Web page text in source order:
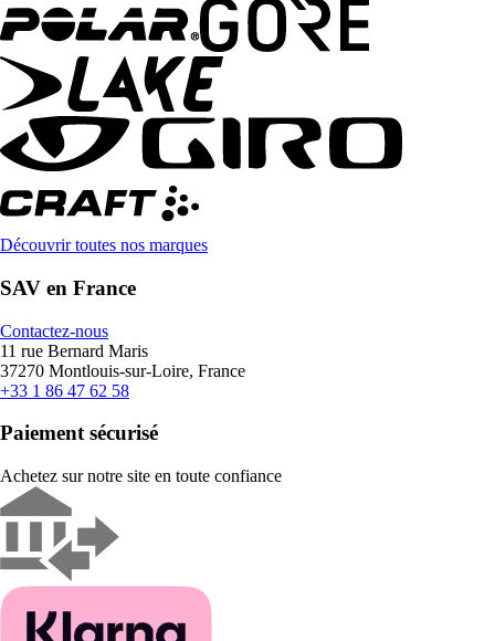
Découvrir toutes nos marques
SAV en France
Contactez-nous
11 rue Bernard Maris
37270 Montlouis-sur-Loire, France
+33 1 86 47 62 58
Paiement sécurisé
Achetez sur notre site en toute confiance